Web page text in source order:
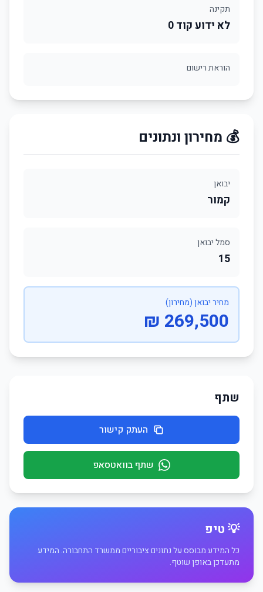
תקינה
לא ידוע קוד 0
הוראת רישום
💰 מחירון ונתונים
יבואן
קמור
סמל יבואן
15
מחיר יבואן (מחירון)
269,500 ₪
שתף
העתק קישור
שתף בוואטסאפ
💡 טיפ
כל המידע מבוסס על נתונים ציבוריים ממשרד התחבורה. המידע
מתעדכן באופן שוטף.